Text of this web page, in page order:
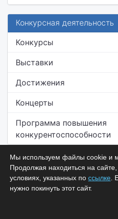
Конкурсная деятельность
Конкурсы
Выставки
Достижения
Концерты
Программа повышения
конкурентоспособности
Мы используем файлы cookie и
Продолжая находиться на
условиях, указанных по ссылке .
нужно покинуть этот сайт.